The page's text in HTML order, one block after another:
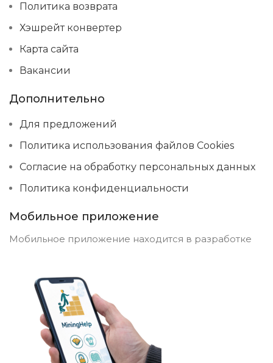
Политика возврата
Хэшрейт конвертер
Карта сайта
Вакансии
Дополнительно
Для предложений
Политика использования файлов Cookies
Согласие на обработку персональных данных
Политика конфиденциальности
Мобильное приложение
Мобильное приложение находится в разработке